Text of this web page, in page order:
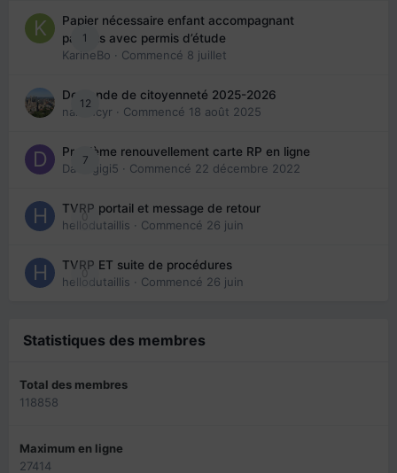
1
Papier nécessaire enfant accompagnant
parents avec permis d’étude
KarineBo · Commencé 8 juillet
12
Demande de citoyenneté 2025-2026
nanancyr · Commencé 18 août 2025
7
Problème renouvellement carte RP en ligne
Davidgigi5 · Commencé 22 décembre 2022
0
TVRP portail et message de retour
hellodutaillis · Commencé 26 juin
0
TVRP ET suite de procédures
hellodutaillis · Commencé 26 juin
Statistiques des membres
Total des membres
118858
Maximum en ligne
27414